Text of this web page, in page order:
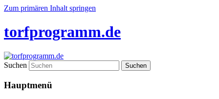
Zum primären Inhalt springen
torfprogramm.de
Suchen
Hauptmenü